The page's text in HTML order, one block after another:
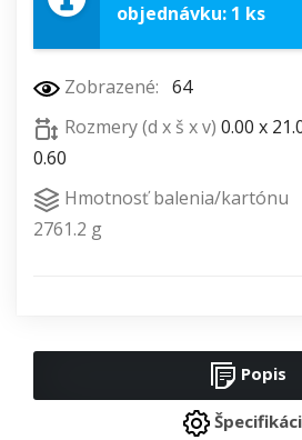
objednávku: 1 ks
Zobrazené: 64
Rozmery (d x š x v) 0.00 x
0.60
Hmotnosť balenia/kartónu
2761.2 g
Popis